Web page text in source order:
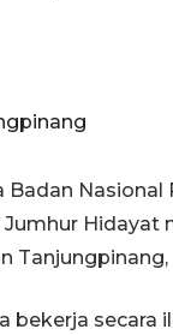
Badan
Hidayat
Tanjungpinang,
bekerja secara